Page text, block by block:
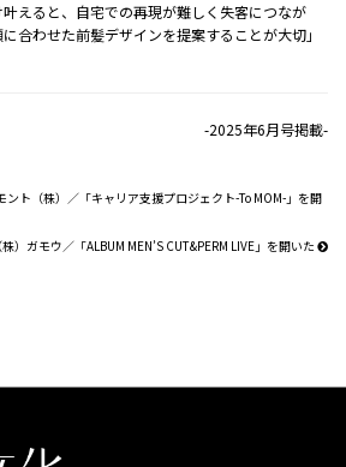
叶えると、自宅での再現が難しく失客につなが
合わせた前髪デザインを提案することが大切」
-2025年6月号掲載-
ント（株）／「キャリア支援プロジェクト-To MOM-」を開
（株）ガモウ／「ALBUM MEN’S CUT&PERM LIVE」を開いた